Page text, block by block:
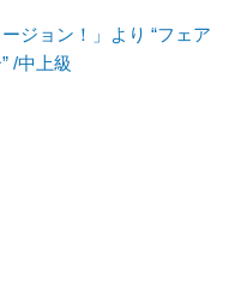
ジョン！」より “フェア
/中上級